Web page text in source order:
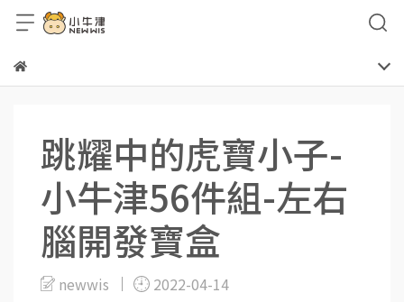
跳耀中的虎寶小子-
小牛津56件組-左右
腦開發寶盒
newwis 2022-04-14